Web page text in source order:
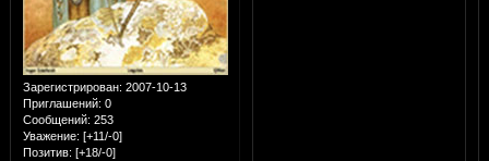
Зарегистрирован: 2007-10-13
Приглашений: 0
Сообщений: 253
Уважение: [+11/-0]
Позитив: [+18/-0]